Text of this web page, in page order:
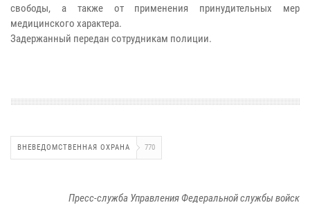
свободы, а также от применения принудительных мер
медицинского характера.
Задержанный передан сотрудникам полиции.
ВНЕВЕДОМСТВЕННАЯ ОХРАНА 770
Пресс-служба Управления Федеральной службы войск